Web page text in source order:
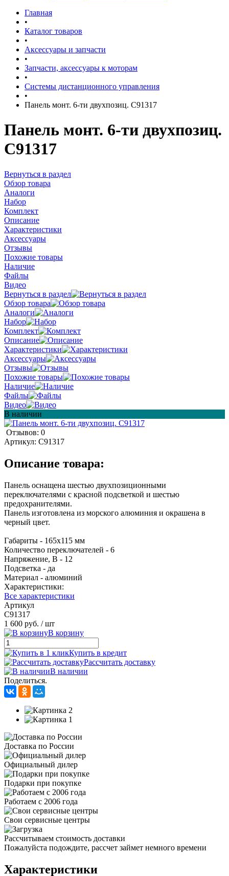
Главная
•
Каталог товаров
•
Аксессуары и запчасти
•
Запчасти, аксессуары к моторам
•
Системы дистанционного управления
•
Панель монт. 6-ти двухпозиц. С91317
Панель монт. 6-ти двухпозиц.
С91317
Вернуться в раздел
Обзор товара
Аналоги
Набор
Комплект
Описание
Характеристики
Аксессуары
Отзывы
Похожие товары
Наличие
Файлы
Видео
Вернуться в раздел
Обзор товара
Аналоги
Набор
Комплект
Описание
Характеристики
Аксессуары
Отзывы
Похожие товары
Наличие
Файлы
Видео
В наличии
Отзывов: 0
Артикул: С91317
Описание товара:
Панель оснащена шестью двухпозиционными
переключателями с красной подсветкой и шестью
предохранителями.
Панель изготовлена из морского алюминия и окрашена в
черный цвет.
Габариты - 165х115 мм
Количество переключателей - 6
Напряжение, В - 12
Подсветка - да
Материал - алюминий
Характеристики:
Все характеристики
Артикул
С91317
1 600 руб. / шт
В корзину
Купить в кредит
Рассчитать доставку
В наличии
Поделиться.
Доставка по России
Официальный дилер
Подарки при покупке
Работаем с 2006 года
Свои сервисные центры
Рассчитываем стоимость доставки
Пожалуйста подождите, рассчет займет немного времени
Характеристики